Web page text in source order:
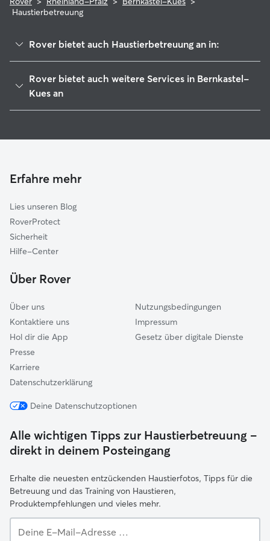
Haustierbetreuung
Rover bietet auch Haustierbetreuung an in:
Thalfang am Erbeskopf
Speicher
Trier
Trier-Land
Rover bietet auch weitere Services in Bernkastel-
Kues an
Gassi-Service in Bernkastel-Kues
Erfahre mehr
Lies unseren Blog
RoverProtect
Sicherheit
Hilfe-Center
Über Rover
Über uns
Kontaktiere uns
Hol dir die App
Presse
Karriere
Datenschutzerklärung
Nutzungsbedingungen
Impressum
Gesetz über digitale Dienste
Deine Datenschutzoptionen
Alle wichtigen Tipps zur Haustierbetreuung –
direkt in deinem Posteingang
Erhalte die neuesten entzückenden Haustierfotos, Tipps für die
Betreuung und das Training von Haustieren,
Produktempfehlungen und vieles mehr.
E-